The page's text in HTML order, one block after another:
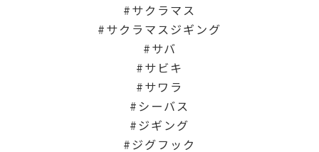
サクラマス
サクラマスジギング
サバ
サビキ
サワラ
シーバス
ジギング
ジグフック